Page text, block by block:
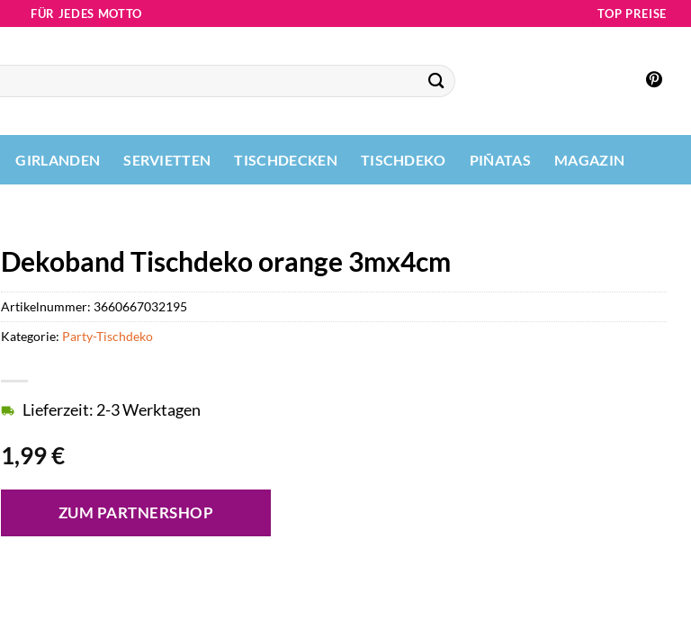
FÜR JEDES MOTTO TOP PREISE
GIRLANDEN SERVIETTEN TISCHDECKEN TISCHDEKO PIÑATAS MAGAZIN
Dekoband Tischdeko orange 3mx4cm
1,99€
Lieferzeit: 2-3 Werktagen
ZUM PARTNERSHOP
Artikelnummer: 3660667032195
Kategorie: Party-Tischdeko